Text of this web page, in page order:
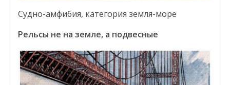
Судно-амфибия, категория земля-море
Рельсы не на земле, а подвесные